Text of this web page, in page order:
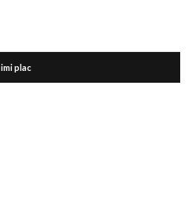
imi plac